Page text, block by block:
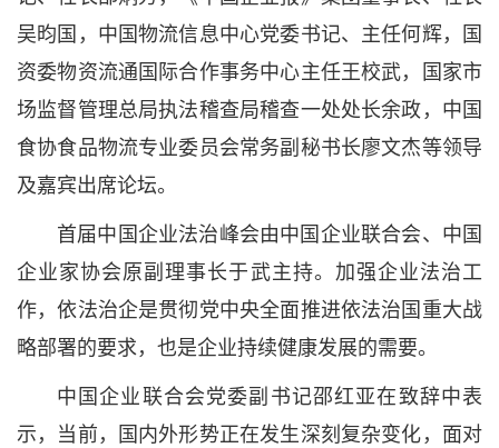
吴昀国，中国物流信息中心党委书记、主任何辉，国
资委物资流通国际合作事务中心主任王校武，国家市
场监督管理总局执法稽查局稽查一处处长余政，中国
食协食品物流专业委员会常务副秘书长廖文杰等领导
及嘉宾出席论坛。
首届中国企业法治峰会由中国企业联合会、中国
企业家协会原副理事长于武主持。加强企业法治工
作，依法治企是贯彻党中央全面推进依法治国重大战
略部署的要求，也是企业持续健康发展的需要。
中国企业联合会党委副书记邵红亚在致辞中表
示，当前，国内外形势正在发生深刻复杂变化，面对